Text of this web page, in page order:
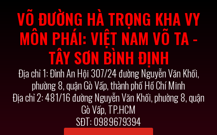
VÕ ĐƯỜNG HÀ TRỌNG KHA VY
MÔN PHÁI: VIỆT NAM VÕ TA -
TÂY SƠN BÌNH ĐỊNH
Địa chỉ 1: Đình An Hội 307/24 đường Nguyễn Văn Khối,
phường 8, quận Gò Vấp, thành phố Hồ Chí Minh
Địa chỉ 2: 481/16 đường Nguyễn Văn Khối, phường 8, quận
Gò Vấp, TP.HCM
SĐT: 0989679394